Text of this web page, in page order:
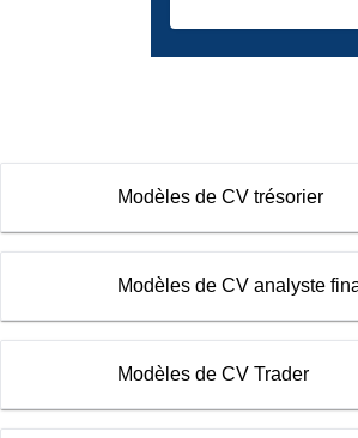
Modèles de CV trésorier
Modèles de CV analyste
Modèles de CV Trader